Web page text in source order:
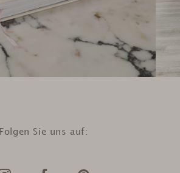
Folgen Sie uns auf: